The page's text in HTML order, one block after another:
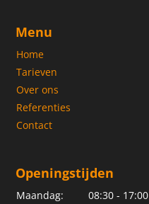
Menu
Home
Tarieven
Over ons
Referenties
Contact
Openingstijden
Maandag:
08:30 - 17:00